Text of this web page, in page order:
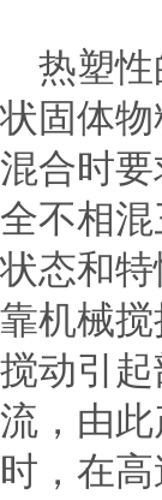
热塑性
状固体
混合时
全不相
状态和
靠机械
搅动引
流，由
时，在